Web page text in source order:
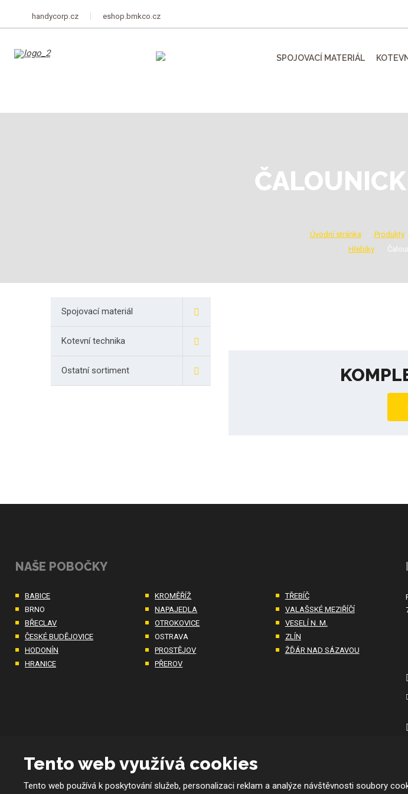
handycorp.cz eshop.bmkco.cz
SPOJOVACÍ MATERIÁL
Úvodní stránka Produkty
Hřebíky
Spojovací materiál
Kotevní technika
Ostatní sortiment
NAŠE POBOČKY
BABICE
BRNO
BŘECLAV
ČESKÉ BUDĚJOVICE
HODONÍN
HRANICE
KROMĚŘÍŽ
NAPAJEDLA
OTROKOVICE
OSTRAVA
PROSTĚJOV
PŘEROV
TŘEBÍČ
VALAŠSKÉ MEZIŘÍČÍ
VESELÍ N. M.
ZLÍN
ŽĎÁR NAD SÁZAVOU
Tento web využívá cookies
Tento web používá k poskytování služeb, personalizaci reklam a analýze návštěvnosti soubory